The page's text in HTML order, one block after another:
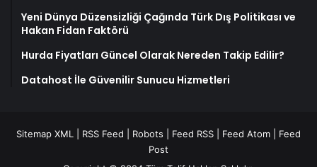
Yeni Dünya Düzensizliği Çağında Türk Dış Politikası ve
Hakan Fidan Faktörü
Hurda Fiyatları Güncel Olarak Nereden Takip Edilir?
Datahost İle Güvenilir Sunucu Hizmetleri
Sitemap XML RSS Feed Robots Feed RSS Feed Atom
Feed
Post